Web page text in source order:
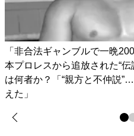
「非合法ギャンブルで一晩
本プロレスから追放された“伝
は何者か？「“親方と不仲説
えた」